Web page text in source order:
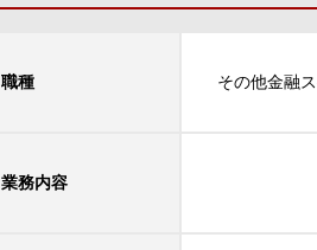
職種 その他金融
業務内容